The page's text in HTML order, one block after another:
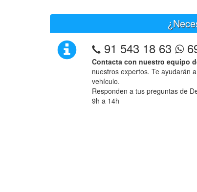
91 543 18 63
Contacta con nuestro equipo
nuestros expertos. Te ayudarán
vehículo.
Responden a tus preguntas de
9h a 14h